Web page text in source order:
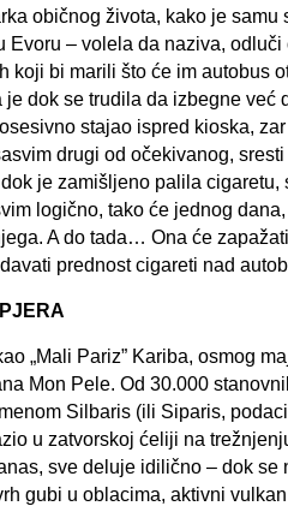
običnog života, kako je samu
Evoru – volela da naziva,
koji bi marili što će im autobus
dok se trudila da izbegne već
stajao ispred kioska,
drugi od očekivanog,
je zamišljeno palila cigaretu,
logično, tako će jednog
A do tada… Ona će
prednost cigareti nad
„Mali Pariz” Kariba, osmog
Mon Pele. Od 30.000
Silbaris (ili Siparis,
u zatvorskoj ćeliji na
sve deluje idilično – dok se
gubi u oblacima, aktivni